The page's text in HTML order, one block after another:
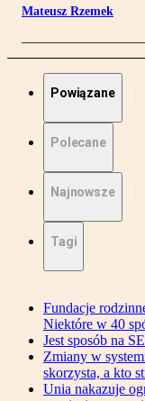
Mateusz Rzemek
Powiązane
Polecane
Najnowsze
Tagi
Fundacje
Niektóre w 40
Jest sposób na
Zmiany w
skorzysta, a kto
Unia nakazuje